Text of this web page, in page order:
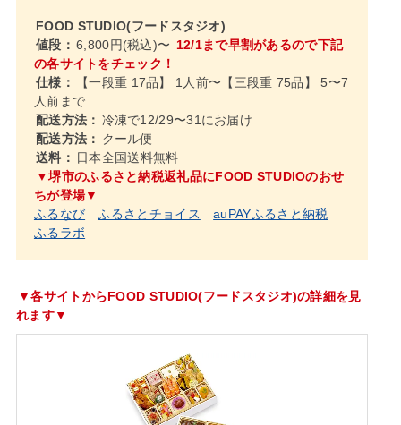
FOOD STUDIO(フードスタジオ)
値段： 6,800円(税込)〜 12/1まで早割があるので下記
の各サイトをチェック！
仕様：
【一段重 17品】 1人前〜【三段重 75品】 5〜7
人前まで
配送方法： 冷凍で12/29〜31にお届け
配送方法： クール便
送料： 日本全国送料無料
▼堺市のふるさと納税返礼品にFOOD STUDIOのおせ
ちが登場▼
ふるなび
ふるさとチョイス
auPAYふるさと納税
ふるラボ
▼各サイトからFOOD STUDIO(フードスタジオ)の詳細を見
れます▼